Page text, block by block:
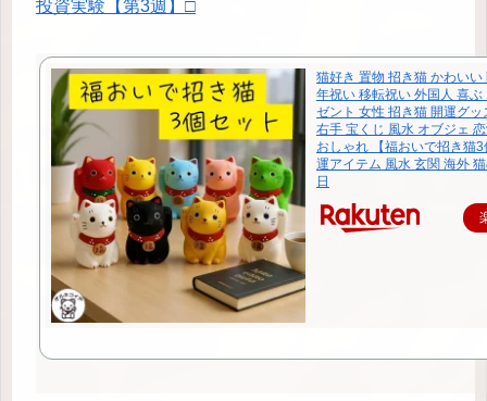
投資実験【第3週】□
猫好き 置物 招き猫 かわいい
年祝い 移転祝い 外国人 喜ぶ
ゼント 女性 招き猫 開運グッ
右手 宝くじ 風水 オブジェ
おしゃれ 【福おいで招き猫
運アイテム 風水 玄関 海外
日